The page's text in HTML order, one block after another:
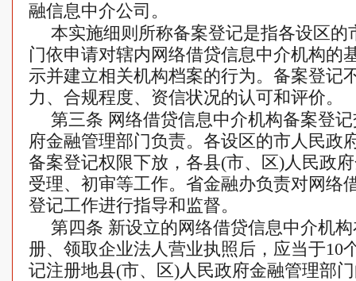
融信息中介公司。
本实施细则所称备案登记是指各设区的
门依申请对辖内网络借贷信息中介机构的
示并建立相关机构档案的行为。备案登记
力、合规程度、资信状况的认可和评价。
第三条 网络借贷信息中介机构备案登
府金融管理部门负责。各设区的市人民政
备案登记权限下放，各县(市、区)人民政
受理、初审等工作。省金融办负责对网络
登记工作进行指导和监督。
第四条 新设立的网络借贷信息中介机
册、领取企业法人营业执照后，应当于10
记注册地县(市、区)人民政府金融管理部